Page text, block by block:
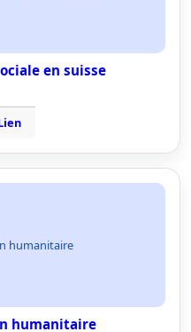
en suisse
humanitaire
humanitaire